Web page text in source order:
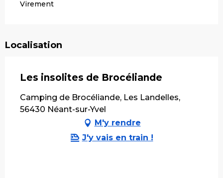
Virement
Localisation
Les insolites de Brocéliande
Camping de Brocéliande, Les Landelles,
56430 Néant-sur-Yvel
M'y rendre
J'y vais en train !